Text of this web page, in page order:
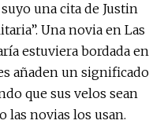
una cita de Justin
Una novia en Las
estuviera bordada en
añaden un significado
que sus velos sean
las novias los usan.